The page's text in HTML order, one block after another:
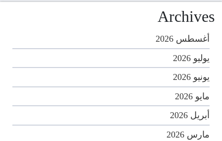
Archives
أغسطس 2026
يوليو 2026
يونيو 2026
مايو 2026
أبريل 2026
مارس 2026